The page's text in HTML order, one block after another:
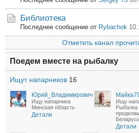
Библиотека
Последнее сообщение от Rybachok
Отметить канал
Поедем вместе на рыбалку
Ищут напарников 16
Юрий_Владимирович
Ищу напарника
Минская область
Детали
Ищу
Рыбалка
Детали